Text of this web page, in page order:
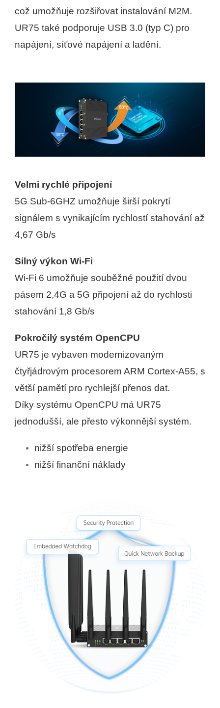
což umožňuje rozšiřovat instalování M2M.
UR75 také podporuje USB 3.0 (typ C) pro
napájení, síťové napájení a ladění.
Velmi rychlé připojení
5G Sub-6GHZ umožňuje širší pokrytí
signálem s vynikajícím rychlostí stahování až
4,67 Gb/s
Silný výkon Wi-Fi
Wi-Fi 6 umožňuje souběžné použití dvou
pásem 2,4G a 5G připojení až do rychlosti
stahování 1,8 Gb/s
Pokročilý systém OpenCPU
UR75 je vybaven modernizovaným
čtyřjádrovým procesorem ARM Cortex-A55, s
větší pamětí pro rychlejší přenos dat.
Díky systému OpenCPU má UR75
jednodušší, ale přesto výkonnější systém.
nižší spotřeba energie
nižší finanční náklady